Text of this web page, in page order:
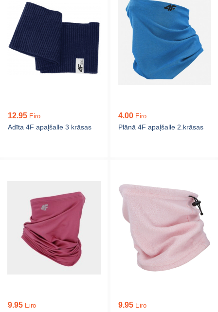
12.95 Eiro
Adīta 4F apaļšalle 3 krāsas
4.00 Eiro
Plānā 4F apaļšalle 2.krāsas
9.95 Eiro 9.95 Eiro